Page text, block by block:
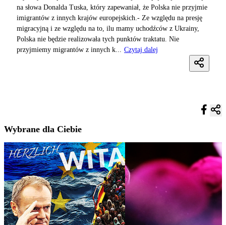
na słowa Donalda Tuska, który zapewaniał, że Polska nie przyjmie
imigrantów z innych krajów europejskich.- Ze względu na presję
migracyjną i ze względu na to, ilu mamy uchodźców z Ukrainy,
Polska nie będzie realizowała tych punktów traktatu. Nie
przyjmiemy migrantów z innych k...
Czytaj dalej
Wybrane dla Ciebie